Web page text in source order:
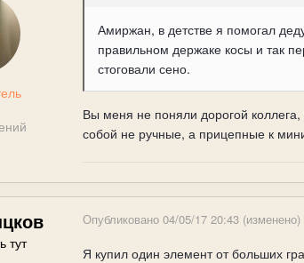
Амиржан, в детстве я помогал
правильном держаке косы и так
стоговали сено.
Вы меня не поняли дорогой
собой не ручные, а прицепные к
тут
Опубликовано 04/05/17 20:43 (изменено)
Я купил один элемент от больших